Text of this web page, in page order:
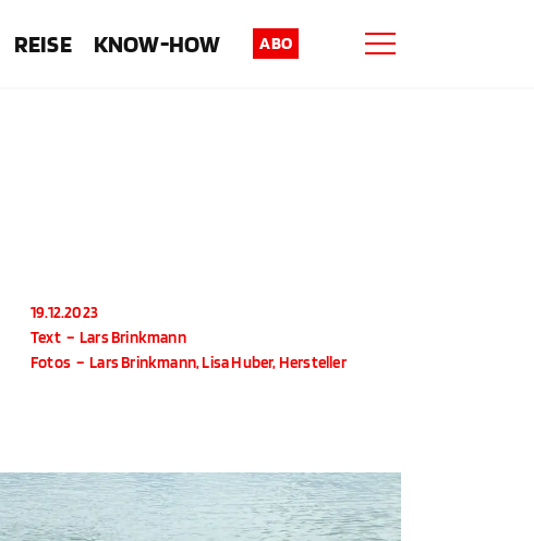
REISE KNOW-HOW ABO
19.12.2023
Text – Lars Brinkmann
Fotos – Lars Brinkmann, Lisa Huber, Hersteller